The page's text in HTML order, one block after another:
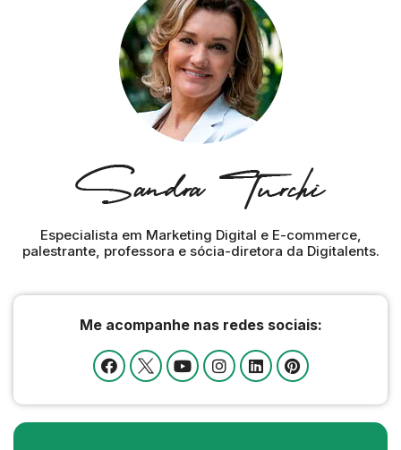
Especialista em Marketing Digital e E-commerce,
palestrante, professora e sócia-diretora da Digitalents.
Me acompanhe nas redes sociais: